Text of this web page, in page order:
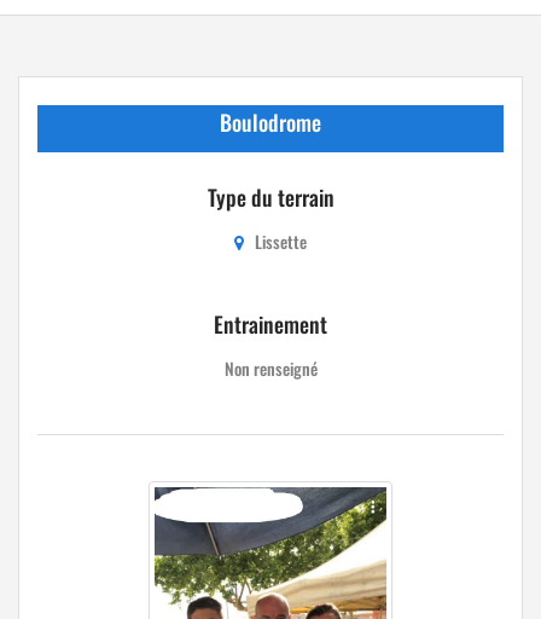
Boulodrome
Type du terrain
Lissette
Entrainement
Non renseigné